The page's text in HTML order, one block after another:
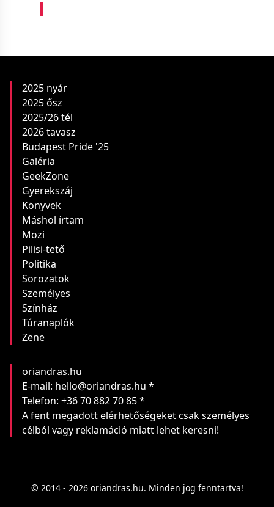
2025 nyár
2025 ősz
2025/26 tél
2026 tavasz
Budapest Pride '25
Galéria
GeekZone
Gyerekszáj
Könyvek
Máshol írtam
Mozi
Pilisi-tető
Politika
Sorozatok
Személyes
Színház
Túranaplók
Zene
oriandras.hu
E-mail: hello@oriandras.hu *
Telefon: +36 70 882 70 85 *
A fent megadott elérhetőségeket csak személyes
célból vagy reklamáció miatt lehet keresni!
© 2014 - 2026 oriandras.hu. Minden jog fenntartva!